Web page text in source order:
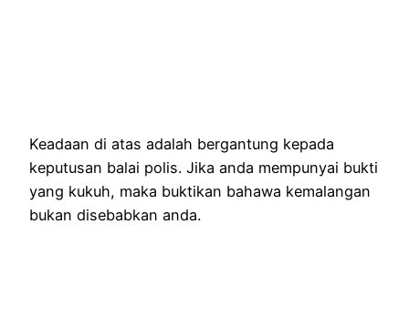
Keadaan di atas adalah bergantung kepada
keputusan balai polis. Jika anda mempunyai bukti
yang kukuh, maka buktikan bahawa kemalangan
bukan disebabkan anda.